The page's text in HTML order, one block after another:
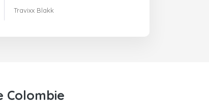
Travixx Blakk
Colombie